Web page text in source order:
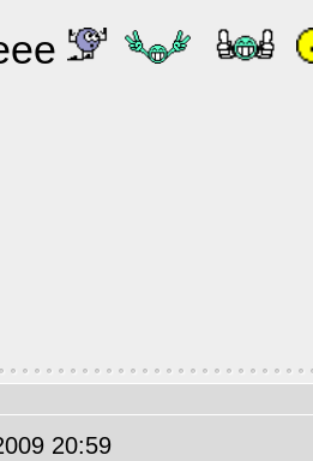
20:59